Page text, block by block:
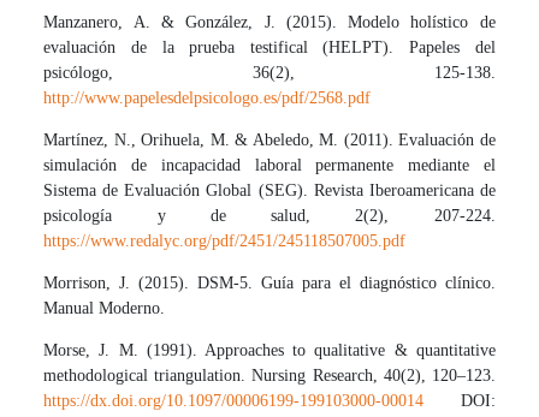
Manzanero, A. & González, J. (2015). Modelo holístico de
evaluación de la prueba testifical (HELPT). Papeles del
psicólogo, 36(2), 125-138.
http://www.papelesdelpsicologo.es/pdf/2568.pdf
Martínez, N., Orihuela, M. & Abeledo, M. (2011). Evaluación de
simulación de incapacidad laboral permanente mediante el
Sistema de Evaluación Global (SEG). Revista Iberoamericana de
psicología y de salud, 2(2), 207-224.
https://www.redalyc.org/pdf/2451/245118507005.pdf
Morrison, J. (2015). DSM-5. Guía para el diagnóstico clínico.
Manual Moderno.
Morse, J. M. (1991). Approaches to qualitative & quantitative
methodological triangulation. Nursing Research, 40(2), 120–123.
https://dx.doi.org/10.1097/00006199-199103000-00014 DOI: